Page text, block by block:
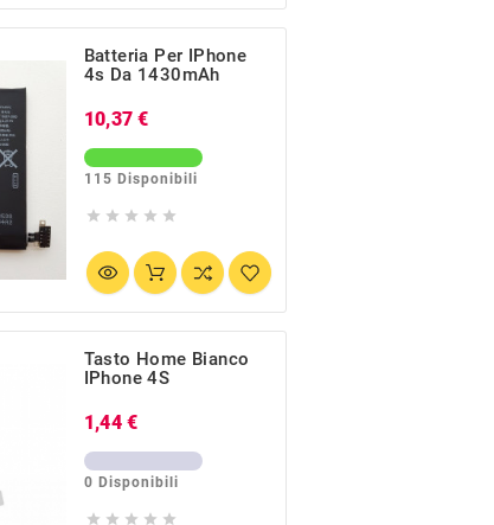
Batteria Per IPhone
4s Da 1430mAh
10,37 €
115 Disponibili
    
Tasto Home Bianco
IPhone 4S
1,44 €
0 Disponibili
    